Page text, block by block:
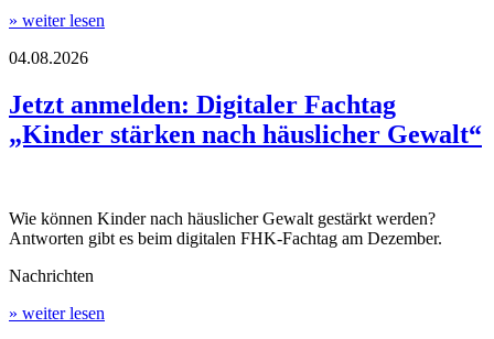
» weiter lesen
04.08.2026
Jetzt anmelden: Digitaler Fachtag
„Kinder stärken nach häuslicher Gewalt“
Wie können Kinder nach häuslicher Gewalt gestärkt werden?
Antworten gibt es beim digitalen FHK-Fachtag am Dezember.
Nachrichten
» weiter lesen